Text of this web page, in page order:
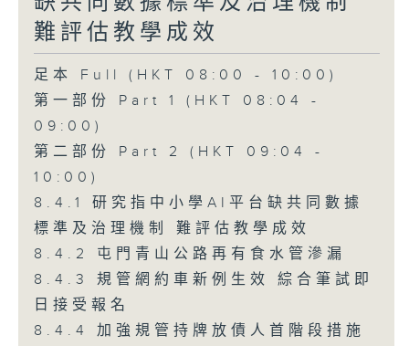
難評估教學成效
足本 Full (HKT 08:00 - 10:00)
第一部份 Part 1 (HKT 08:04 -
09:00)
第二部份 Part 2 (HKT 09:04 -
10:00)
8.4.1 研究指中小學AI平台缺共同數據
標準及治理機制 難評估教學成效
8.4.2 屯門青山公路再有食水管滲漏
8.4.3 規管網約車新例生效 綜合筆試即
日接受報名
8.4.4 加強規管持牌放債人首階段措施